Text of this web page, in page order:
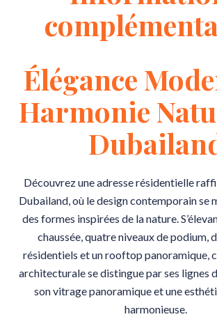
Élégance
Harmonie
Découvrez une adresse résidentielle
Dubailand, où le design contemporain se
des formes inspirées de la nature.
chaussée, quatre niveaux de podium,
résidentiels et un rooftop panoramique,
architecturale se distingue par ses lignes
son vitrage panoramique et une
harmonieuse.